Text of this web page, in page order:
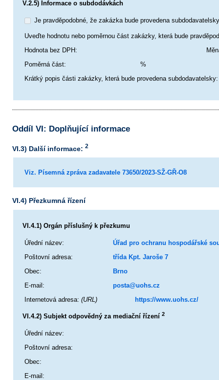
V.2.5) Informace o subdodávkách
Je pravděpodobné, že zakázka bude provedena subdodavatelsky
Uveďte hodnotu nebo poměrnou část zakázky, která bude
Hodnota bez DPH:
Poměrná část:
%
Krátký popis části zakázky, která bude provedena subdodavatelsky:
Oddíl VI: Doplňující informace
VI.3) Další informace: 2
Viz. Písemná zpráva zadavatele 73650/2023-SŽ-GŘ-O8
VI.4) Přezkumná řízení
VI.4.1) Orgán příslušný k přezkumu
Úřední název:
Úřad pro ochranu hospodářské
Poštovní adresa:
třída Kpt. Jaroše 7
Obec:
Brno
E-mail:
posta@uohs.cz
Internetová adresa: (URL) https://www.uohs.cz/
VI.4.2) Subjekt odpovědný za mediační řízení 2
Úřední název:
Poštovní adresa:
Obec:
E-mail: